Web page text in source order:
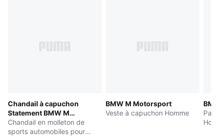
Chandail à capuchon
Statement BMW M
Motorsport
Chandail en molleton de
sports automobiles pour
BMW M Motorsport
Veste à capuchon Homme